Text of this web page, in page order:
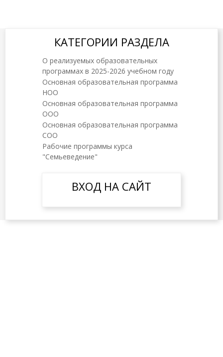
КАТЕГОРИИ РАЗДЕЛА
О реализуемых образовательных
программах в 2025-2026 учебном году
Основная образовательная программа
НОО
Основная образовательная программа
ООО
Основная образовательная программа
СОО
Рабочие программы курса
"Семьеведение"
ВХОД НА САЙТ